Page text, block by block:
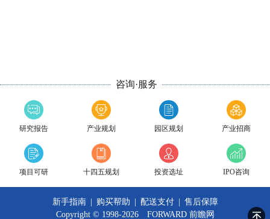
咨询·服务
研究报告 产业规划 园区规划 产业招商
项目可研 十四五规划 投资选址 IPO咨询
新手指南 购买帮助 配送支付
售后保障
Copyright © 1998-2026 FORWARD 前瞻网